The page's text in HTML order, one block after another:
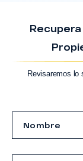
Revisaremos lo